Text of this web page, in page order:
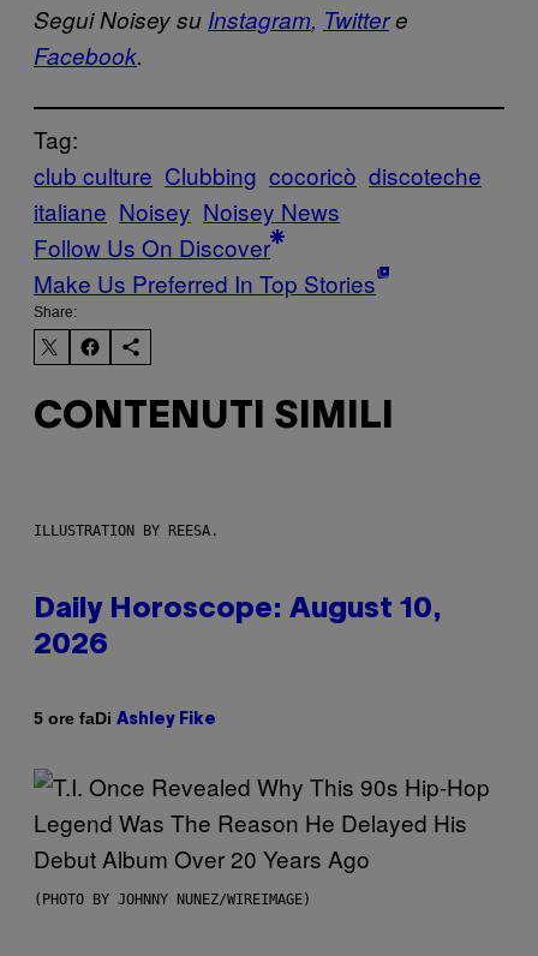
Segui Noisey su Instagram, Twittere
Facebook.
Tag:
club culture Clubbing cocoricò discoteche
italiane Noisey Noisey News
Follow Us On Discover
Make Us Preferred In Top Stories
Share:
CONTENUTI SIMILI
ILLUSTRATION BY REESA.
Daily Horoscope: August 10,
2026
5 ore faDi Ashley Fike
(PHOTO BY JOHNNY NUNEZ/WIREIMAGE)